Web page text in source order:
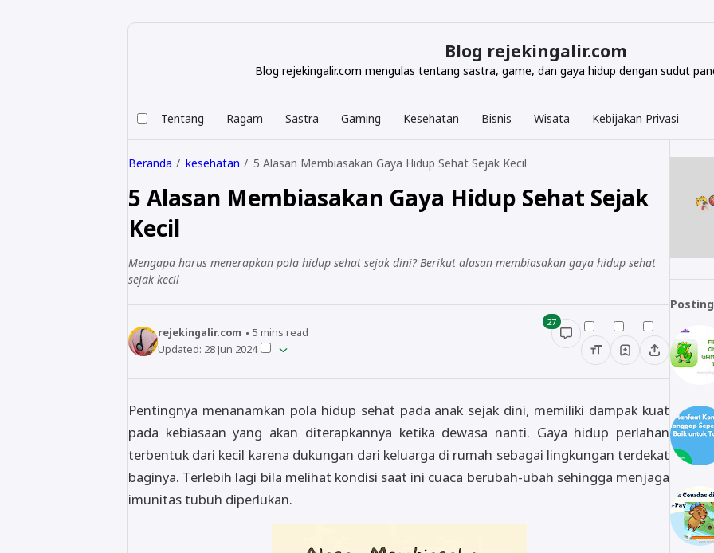
Blog rejekingalir.com
Blog rejekingalir.com mengulas tentang sastra, game, dan gaya hidup dengan sudut
Tentang Ragam Sastra Gaming Kesehatan Bisnis Wisata Kebijakan Privasi
Beranda kesehatan 5 Alasan Membiasakan Gaya Hidup Sehat Sejak Kecil
5 Alasan Membiasakan Gaya Hidup Sehat Sejak
Kecil
Mengapa harus menerapkan pola hidup sehat sejak dini? Berikut alasan membiasakan gaya hidup sehat
sejak kecil
rejekingalir.com 5 mins read
Updated: 28 Jun 2024
27
Pentingnya menanamkan pola hidup sehat pada anak sejak dini, memiliki dampak kuat
pada kebiasaan yang akan diterapkannya ketika dewasa nanti. Gaya hidup perlahan
terbentuk dari kecil karena dukungan dari keluarga di rumah sebagai lingkungan terdekat
baginya. Terlebih lagi bila melihat kondisi saat ini cuaca berubah-ubah sehingga menjaga
imunitas tubuh diperlukan.